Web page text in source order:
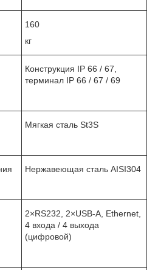
160
кг
Конструкция IP 66 / 67,
терминал IP 66 / 67 / 69
Мягкая сталь St3S
Нержавеющая сталь AISI304
2×RS232, 2×USB-A, Ethernet,
4 входа / 4 выхода
(цифровой)